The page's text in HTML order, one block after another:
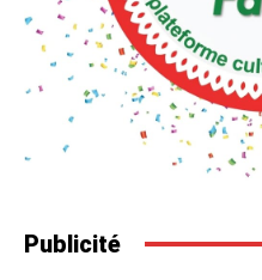
Publicité